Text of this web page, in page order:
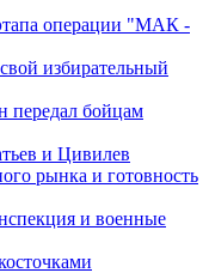
операции "МАК -
избирательный
передал бойцам
и Цивилев
рынка и готовность
и военные